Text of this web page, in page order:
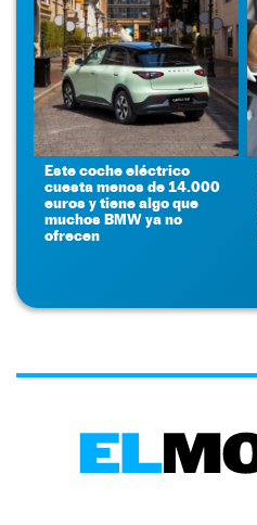
Este coche eléctrico
cuesta menos de 14.000
euros y tiene algo que
muchos BMW ya no
ofrecen